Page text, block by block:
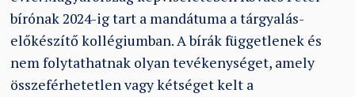
bírónak 2024-ig tart a mandátuma a tárgyalás-
előkészítő kollégiumban. A bírák függetlenek és
nem folytathatnak olyan tevékenységet, amely
összeférhetetlen vagy kétséget kelt a